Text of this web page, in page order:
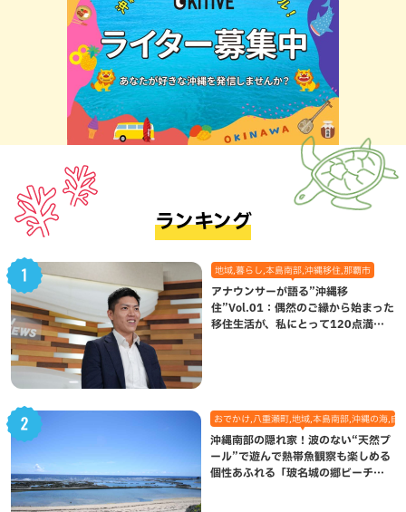
ランキング
地域,暮らし,本島南部,沖縄移住,那覇市
アナウンサーが語る”沖縄移
住”Vol.01：偶然のご縁から始まった
移住生活が、私にとって120点満点
おでかけ,八重瀬町,地域,本島南部,沖縄の海,自
沖縄南部の隠れ家！波のない“天然プ
ール”で遊んで熱帯魚観察も楽しめる
個性あふれる「玻名城の郷ビーチ」